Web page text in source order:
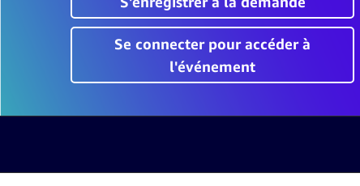
Se connecter pour accéder à
l'événement